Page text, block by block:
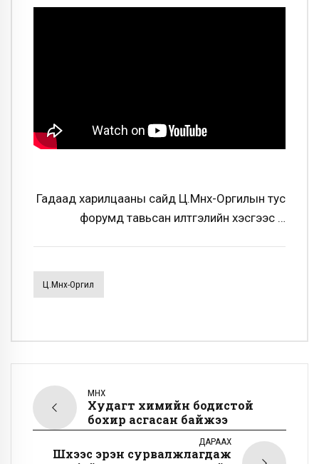
Гадаад харилцааны сайд Ц.Мөнх-Оргилын тус
форумд тавьсан илтгэлийн хэсгээс …
Ц.Мөнх-Оргил
ӨМНӨХ
Худагт химийн бодистой
бохир асгасан байжээ
ДАРААХ
Шүүхээс эрэн сурвалжлагдаж